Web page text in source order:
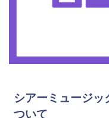
シアーミュージッ
ついて